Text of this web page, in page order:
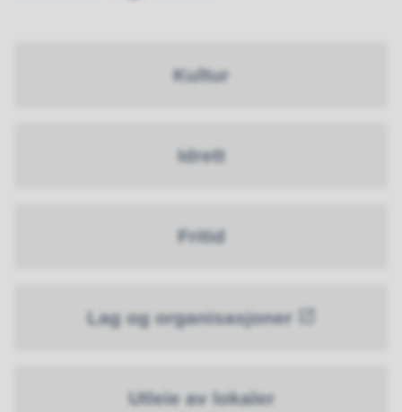
Kultur
Idrett
Fritid
Lag og organisasjoner
Utleie av lokaler